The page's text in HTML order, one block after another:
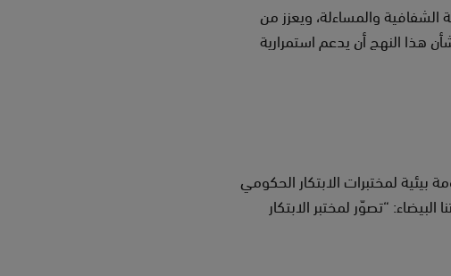
والمساءلة، ويعزز من
هذا النهج أن يدعم استمرارية
لمختبرات الابتكار الحكومي
“تصوّر لمختبر الابتكار